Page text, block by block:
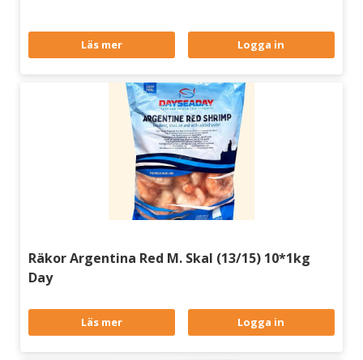
Läs mer Logga in
Räkor Argentina Red M. Skal (13/15) 10*1kg
Day
Läs mer Logga in